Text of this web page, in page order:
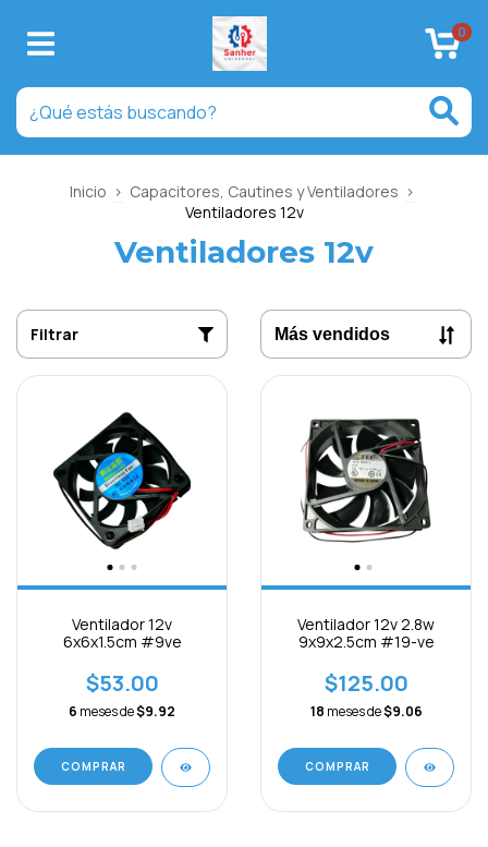
0
Inicio > Capacitores, Cautines y Ventiladores >
Ventiladores 12v
Ventiladores 12v
Filtrar
Ventilador 12v
6x6x1.5cm #9ve
$53.00
6 meses de$9.92
Ventilador 12v 2.8w
9x9x2.5cm #19-ve
$125.00
18 meses de$9.06